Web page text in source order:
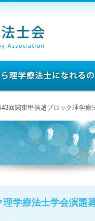
回関東甲信越ブロック理学療
学療法士学会演題